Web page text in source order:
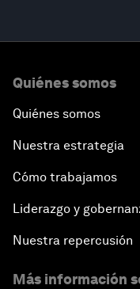
Quiénes somos
Quiénes somos
Nuestra estrategia
Cómo trabajamos
Liderazgo y
Nuestra repercusión
Más información